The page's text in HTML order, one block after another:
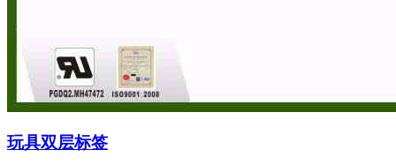
玩具双层标签